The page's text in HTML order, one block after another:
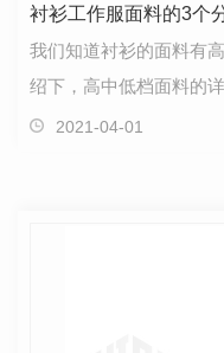
衬衫工作服面料的3个
我们知道衬衫的面料有
绍下，高中低档面料的
衬衫面料 全棉面料的织
2021-04-01